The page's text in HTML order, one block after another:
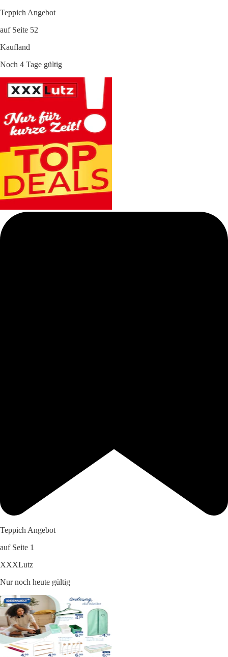
Teppich Angebot
auf Seite 52
Kaufland
Noch 4 Tage gültig
Teppich Angebot
auf Seite 1
XXXLutz
Nur noch heute gültig